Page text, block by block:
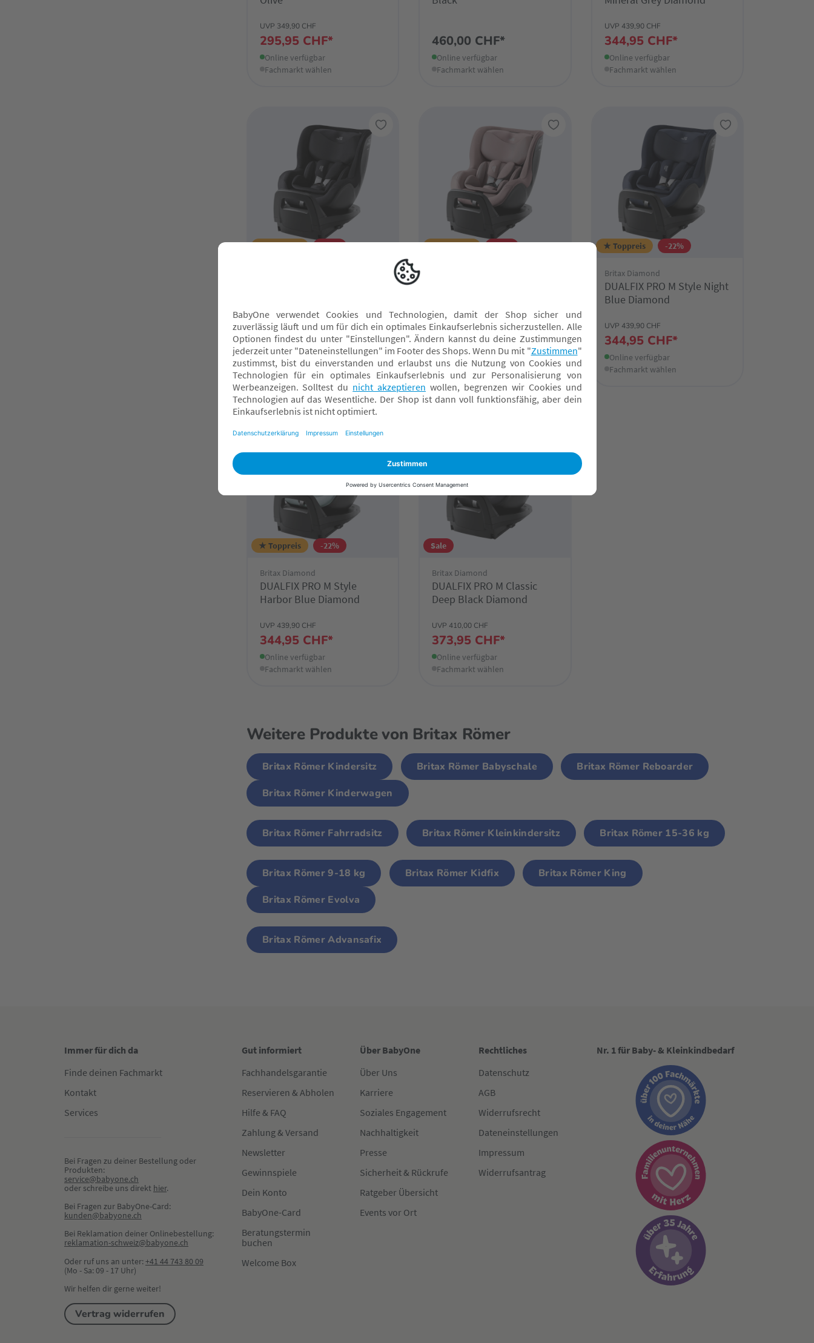
UVP 349,90 CHF
295,95 CHF*
Online verfügbar
Fachmarkt wählen
460,00 CHF*
Online verfügbar
Fachmarkt wählen
UVP 439,90 CHF
344,95 CHF*
Online verfügbar
Fachmarkt wählen
★ Toppreis -22%
UVP 439,90 CHF
344,95 CHF*
Online verfügbar
Fachmarkt wählen
★ Toppreis -22%
UVP 439,90 CHF
344,95 CHF*
Online verfügbar
Fachmarkt wählen
★ Toppreis -22%
Britax Diamond
DUALFIX PRO M Style Night
Blue Diamond
UVP 439,90 CHF
344,95 CHF*
Online verfügbar
Fachmarkt wählen
★ Toppreis -22%
Britax Diamond
DUALFIX PRO M Style
Harbor Blue Diamond
UVP 439,90 CHF
344,95 CHF*
Online verfügbar
Fachmarkt wählen
Sale
Britax Diamond
DUALFIX PRO M Classic
Deep Black Diamond
UVP 410,00 CHF
373,95 CHF*
Online verfügbar
Fachmarkt wählen
Weitere Produkte von Britax Römer
Britax Römer Kindersitz Britax Römer Babyschale
Britax Römer Reboarder
Britax Römer Kinderwagen
Britax Römer Fahrradsitz Britax Römer Kleinkindersitz Britax Römer 15-36 kg
Britax Römer 9-18 kg Britax Römer Kidfix
Britax Römer King
Britax Römer Evolva
Britax Römer Advansafix
Immer für dich da
Finde deinen Fachmarkt
Kontakt
Services
Bei Fragen zu deiner Bestellung oder
Produkten:
service@babyone.ch
oder schreibe uns direkt hier.
Bei Fragen zur BabyOne-Card:
kunden@babyone.ch
Bei Reklamation deiner Onlinebestellung:
reklamation-schweiz@babyone.ch
Oder ruf uns an unter:+41 44 743 80 09
(Mo - Sa: 09 - 17 Uhr)
Wir helfen dir gerne weiter!
Vertrag widerrufen
Gut informiert
Fachhandelsgarantie
Reservieren & Abholen
Hilfe & FAQ
Zahlung & Versand
Newsletter
Gewinnspiele
Dein Konto
BabyOne-Card
Beratungstermin
buchen
Welcome Box
Über BabyOne
Über Uns
Karriere
Soziales Engagement
Nachhaltigkeit
Presse
Sicherheit & Rückrufe
Ratgeber Übersicht
Events vor Ort
Rechtliches
Datenschutz
AGB
Widerrufsrecht
Dateneinstellungen
Impressum
Widerrufsantrag
Nr. 1 für Baby- & Kleinkindbedarf